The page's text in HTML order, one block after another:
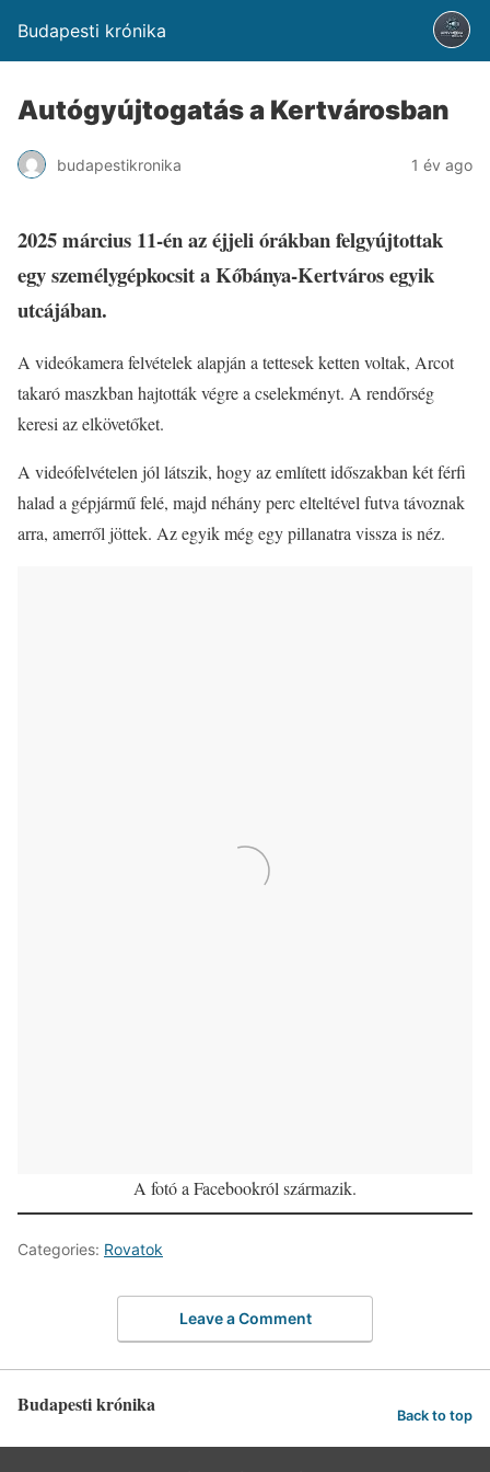
Budapesti krónika
Autógyújtogatás a Kertvárosban
budapestikronika 1 év ago
2025 március 11-én az éjjeli órákban felgyújtottak
egy személygépkocsit a Kőbánya-Kertváros egyik
utcájában.
A videókamera felvételek alapján a tettesek ketten voltak, Arcot
takaró maszkban hajtották végre a cselekményt. A rendőrség
keresi az elkövetőket.
A videófelvételen jól látszik, hogy az említett időszakban két férfi
halad a gépjármű felé, majd néhány perc elteltével futva távoznak
arra, amerről jöttek. Az egyik még egy pillanatra vissza is néz.
A fotó a Facebookról származik.
Categories: Rovatok
Leave a Comment
Budapesti krónika Back to top